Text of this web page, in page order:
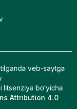
veb-saytga
bo‘yicha
Attribution 4.0